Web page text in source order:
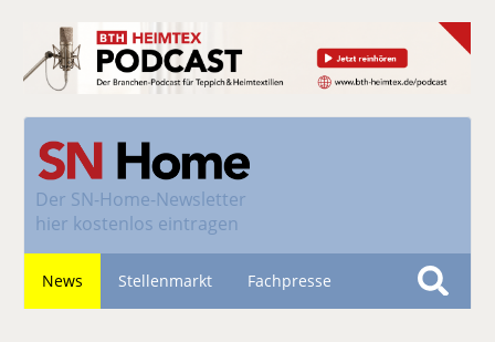
Der SN-Home-Newsletter
hier kostenlos eintragen
News Stellenmarkt Fachpresse
S